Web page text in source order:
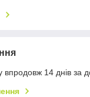
впродовж 14 днів за